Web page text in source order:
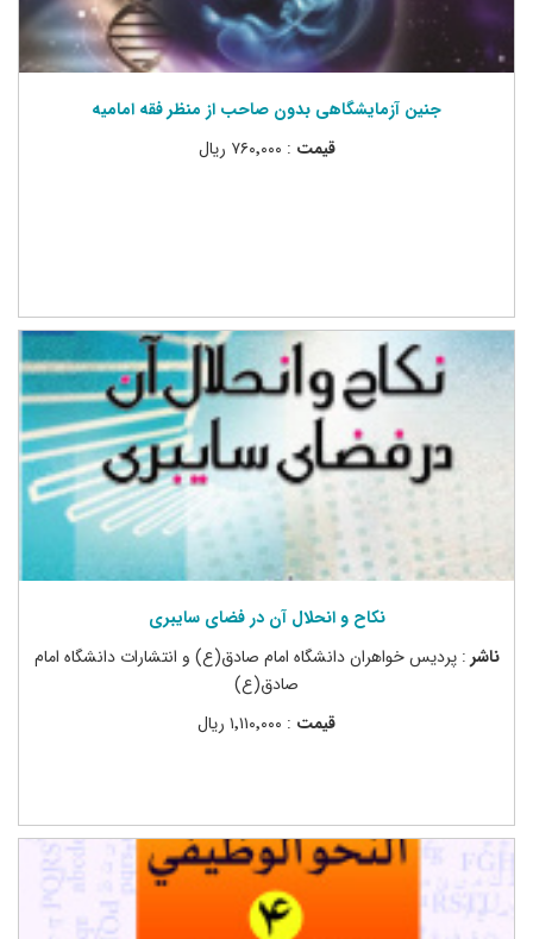
جنین آزمایشگاهی بدون صاحب از منظر فقه امامیه
قیمت : ۷۶۰٬۰۰۰ ریال
نکاح و انحلال آن در فضای سایبری
ناشر : پردیس خواهران دانشگاه امام صادق(ع) و انتشارات دانشگاه امام
صادق(ع)
قیمت : ۱٬۱۱۰٬۰۰۰ ریال